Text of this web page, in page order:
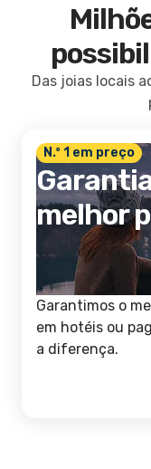
Das joias locais
N.º 1 em preço
melhor
Garantimos o
em hotéis ou
a diferença.